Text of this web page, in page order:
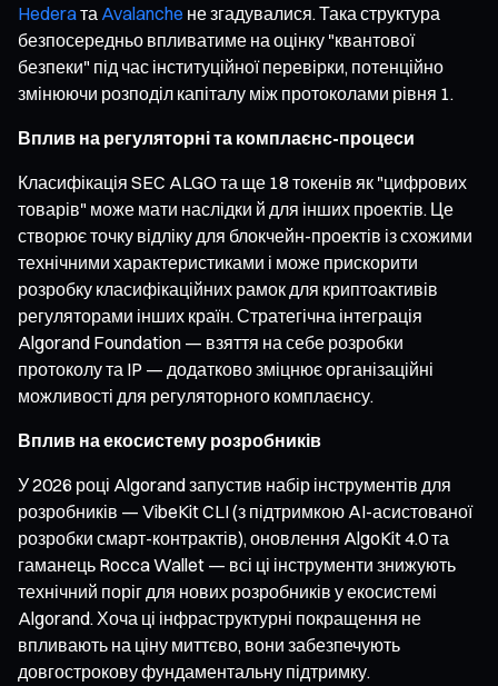
Hederaта Avalanche не згадувалися. Така структура
безпосередньо впливатиме на оцінку "квантової
безпеки" під час інституційної перевірки, потенційно
змінюючи розподіл капіталу між протоколами рівня 1.
Вплив на регуляторні та комплаєнс-процеси
Класифікація SEC ALGO та ще 18 токенів як "цифрових
товарів" може мати наслідки й для інших проектів. Це
створює точку відліку для блокчейн-проектів із схожими
технічними характеристиками і може прискорити
розробку класифікаційних рамок для криптоактивів
регуляторами інших країн. Стратегічна інтеграція
Algorand Foundation — взяття на себе розробки
протоколу та IP — додатково зміцнює організаційні
можливості для регуляторного комплаєнсу.
Вплив на екосистему розробників
У 2026 році Algorand запустив набір інструментів для
розробників — VibeKit CLI (з підтримкою AI-асистованої
розробки смарт-контрактів), оновлення AlgoKit 4.0 та
гаманець Rocca Wallet — всі ці інструменти знижують
технічний поріг для нових розробників у екосистемі
Algorand. Хоча ці інфраструктурні покращення не
впливають на ціну миттєво, вони забезпечують
довгострокову фундаментальну підтримку.